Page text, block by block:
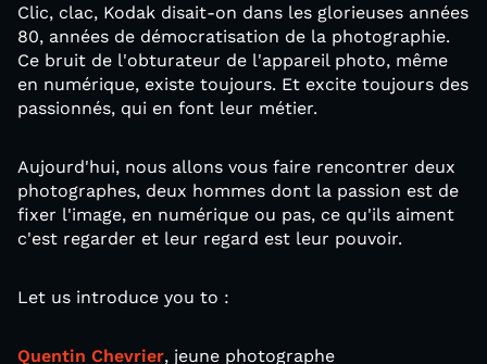
Clic, clac, Kodak disait-on dans les glorieuses années
80, années de démocratisation de la photographie.
Ce bruit de l'obturateur de l'appareil photo, même
en numérique, existe toujours. Et excite toujours des
passionnés, qui en font leur métier.
Aujourd'hui, nous allons vous faire rencontrer deux
photographes, deux hommes dont la passion est de
fixer l'image, en numérique ou pas, ce qu'ils aiment
c'est regarder et leur regard est leur pouvoir.
Let us introduce you to :
Quentin Chevrier, jeune photographe